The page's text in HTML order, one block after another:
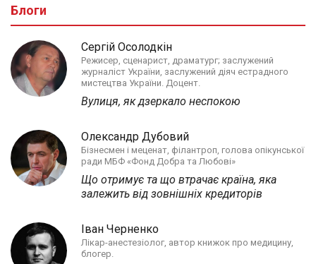
Блоги
Сергій Осолодкін
Режисер, сценарист, драматург; заслужений
журналіст України, заслужений діяч естрадного
мистецтва України. Доцент.
Вулиця, як дзеркало неспокою
Олександр Дубовий
Бізнесмен і меценат, філантроп, голова опікунської
ради МБФ «Фонд Добра та Любові»
Що отримує та що втрачає країна, яка
залежить від зовнішніх кредиторів
Іван Черненко
Лікар-анестезіолог, автор книжок про медицину,
блогер.